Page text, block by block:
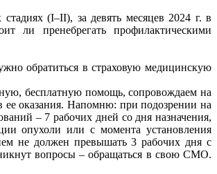
(I–II), за девять месяцев 2024 г. в
ли пренебрегать профилактическими
обратиться в страховую медицинскую
бесплатную помощь, сопровождаем на
оказания. Напомню: при подозрении на
– 7 рабочих дней со дня назначения,
опухоли или с момента установления
не должен превышать 3 рабочих дня с
вопросы – обращаться в свою СМО.